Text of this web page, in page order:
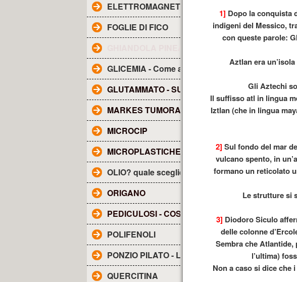
ELETTROMAGNETISMO - Inquinamento
FOGLIE DI FICO
GLICEMIA - Come abbassarla
GLUTAMMATO - SUE CARATTERISTICHE E
MARKES TUMORALI
MICROCIP
MICROPLASTICHE NEL SANGUE
OLIO? quale scegliere?
ORIGANO
PEDICULOSI - COS'E'?
POLIFENOLI
PONZIO PILATO - Lettera a TIBERIO
QUERCITINA
1] Dopo la conquista
indigeni del Messico,
con queste parole:
Aztlan era
Gli Aztechi
Il suffisso atl in lingua
Iztlan (che in lingua
2] Sul fondo del mar
vulcano spento, in
formano un reticolato
Le strutture si
3] Diodoro Siculo
delle colonne
Sembra che
l’ultima)
Non a caso si dice che